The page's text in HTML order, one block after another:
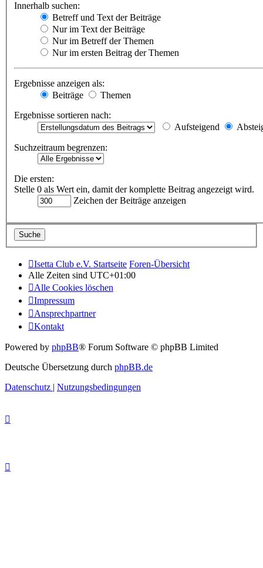
Innerhalb suchen:
Betreff und Text der Beiträge
Nur im Text der Beiträge
Nur im Betreff der Themen
Nur im ersten Beitrag der Themen
Ergebnisse anzeigen als:
Beiträge
Themen
Ergebnisse sortieren nach:
Aufsteigend
Suchzeitraum begrenzen:
Die ersten:
Stelle 0 als Wert ein, damit der komplette Beitrag angezeigt wird.
Zeichen der Beiträge anzeigen
Isetta Club e.V. Startseite Foren-Übersicht
Alle Zeiten sind UTC+01:00
Alle Cookies löschen
Impressum
Ansprechpartner
Kontakt
Powered by phpBB® Forum Software © phpBB Limited
Deutsche Übersetzung durch phpBB.de
Datenschutz | Nutzungsbedingungen